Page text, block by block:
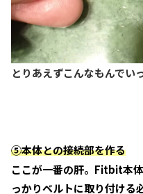
とりあえずこんなもんでい
⑤本体との接続部を作る
ここが一番の肝。Fitbit本
っかりベルトに取り付ける